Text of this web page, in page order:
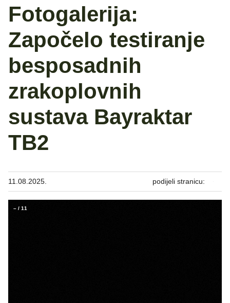
Fotogalerija:
Započelo testiranje
besposadnih
zrakoplovnih
sustava Bayraktar
TB2
11.08.2025. podijeli stranicu:
– / 11